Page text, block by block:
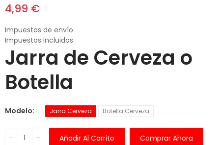
4,99 €
Impuestos de envío
Impuestos incluidos
Jarra de Cerveza o
Botella
Modelo Jarra Cerveza Botella Cerveza
Añadir Al Carrito Comprar Ahora